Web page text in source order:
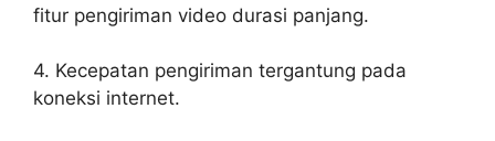
fitur pengiriman video durasi panjang.
4. Kecepatan pengiriman tergantung pada
koneksi internet.